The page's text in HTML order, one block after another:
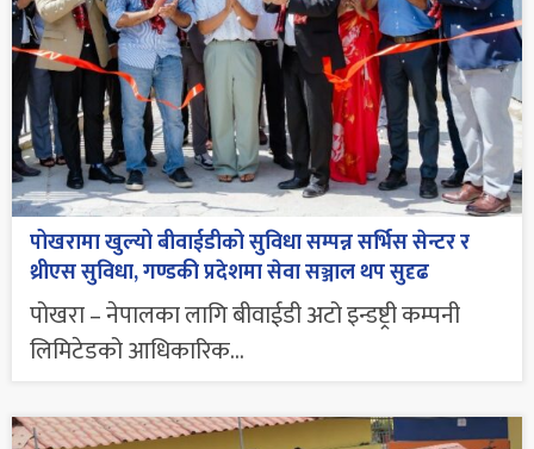
पोखरामा खुल्यो बीवाईडीको सुविधा सम्पन्न सर्भिस सेन्टर र
थ्रीएस सुविधा, गण्डकी प्रदेशमा सेवा सञ्जाल थप सुदृढ
पोखरा – नेपालका लागि बीवाईडी अटो इन्डष्ट्री कम्पनी
लिमिटेडको आधिकारिक...